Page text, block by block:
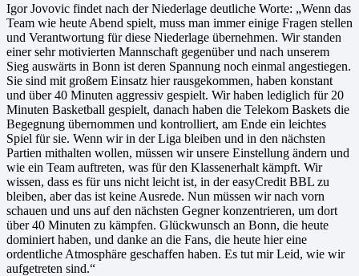
Igor Jovovic findet nach der Niederlage deutliche Worte: „Wenn das
Team wie heute Abend spielt, muss man immer einige Fragen stellen
und Verantwortung für diese Niederlage übernehmen. Wir standen
einer sehr motivierten Mannschaft gegenüber und nach unserem
Sieg auswärts in Bonn ist deren Spannung noch einmal angestiegen.
Sie sind mit großem Einsatz hier rausgekommen, haben konstant
und über 40 Minuten aggressiv gespielt. Wir haben lediglich für 20
Minuten Basketball gespielt, danach haben die Telekom Baskets die
Begegnung übernommen und kontrolliert, am Ende ein leichtes
Spiel für sie. Wenn wir in der Liga bleiben und in den nächsten
Partien mithalten wollen, müssen wir unsere Einstellung ändern und
wie ein Team auftreten, was für den Klassenerhalt kämpft. Wir
wissen, dass es für uns nicht leicht ist, in der easyCredit BBL zu
bleiben, aber das ist keine Ausrede. Nun müssen wir nach vorn
schauen und uns auf den nächsten Gegner konzentrieren, um dort
über 40 Minuten zu kämpfen. Glückwunsch an Bonn, die heute
dominiert haben, und danke an die Fans, die heute hier eine
ordentliche Atmosphäre geschaffen haben. Es tut mir Leid, wie wir
aufgetreten sind.“